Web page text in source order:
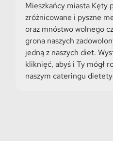
Mieszkańcy miasta Kęty
zróżnicowane i pyszne
oraz mnóstwo wolnego
grona naszych
jedną z naszych diet.
kliknięć, abyś i Ty mógł
naszym cateringu